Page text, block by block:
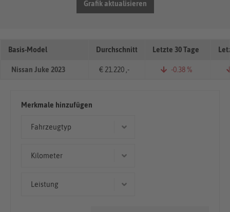
Grafik aktualisieren
Basis-Model Durchschnitt Letzte 30 Tage
Nissan Juke 2023 € 21.220 ,- -0.38 %
Merkmale hinzufügen
Fahrzeugtyp
Limousine
Kilometer
Leistung